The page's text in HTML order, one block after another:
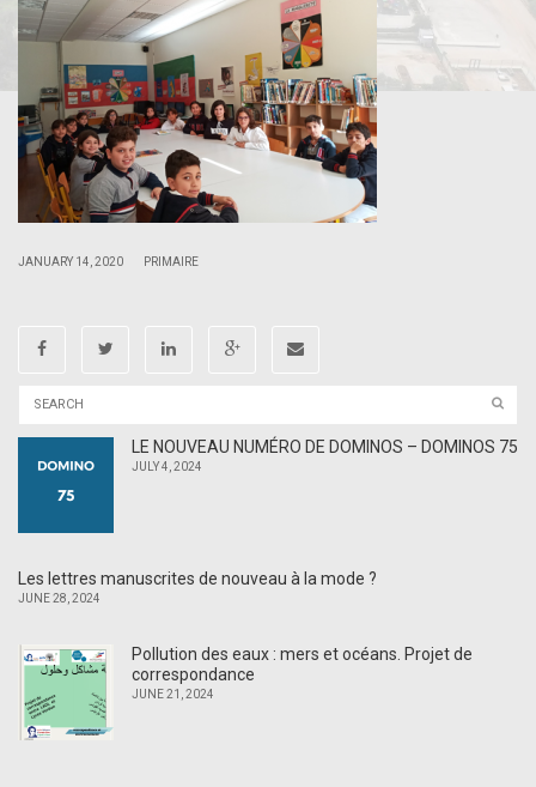
JANUARY 14, 2020 PRIMAIRE
LE NOUVEAU NUMÉRO DE DOMINOS – DOMINOS 75
JULY 4, 2024
Les lettres manuscrites de nouveau à la mode ?
JUNE 28, 2024
Pollution des eaux : mers et océans. Projet de
correspondance
JUNE 21, 2024